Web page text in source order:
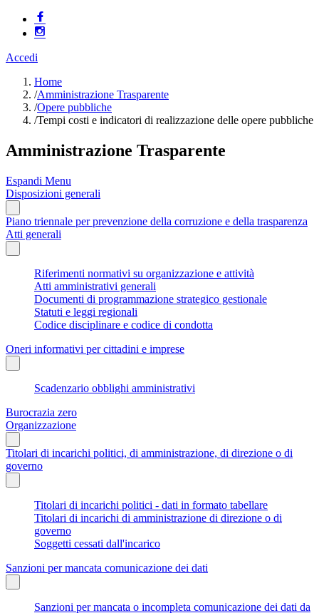
Accedi
Home
/Amministrazione Trasparente
/Opere pubbliche
/Tempi costi e indicatori di realizzazione delle opere pubbliche
Amministrazione Trasparente
Espandi Menu
Disposizioni generali
Piano triennale per prevenzione della corruzione e della trasparenza
Atti generali
Riferimenti normativi su organizzazione e attività
Atti amministrativi generali
Documenti di programmazione strategico gestionale
Statuti e leggi regionali
Codice disciplinare e codice di condotta
Oneri informativi per cittadini e imprese
Scadenzario obblighi amministrativi
Burocrazia zero
Organizzazione
Titolari di incarichi politici, di amministrazione, di direzione o di
governo
Titolari di incarichi politici - dati in formato tabellare
Titolari di incarichi di amministrazione di direzione o di
governo
Soggetti cessati dall'incarico
Sanzioni per mancata comunicazione dei dati
Sanzioni per mancata o incompleta comunicazione dei dati da